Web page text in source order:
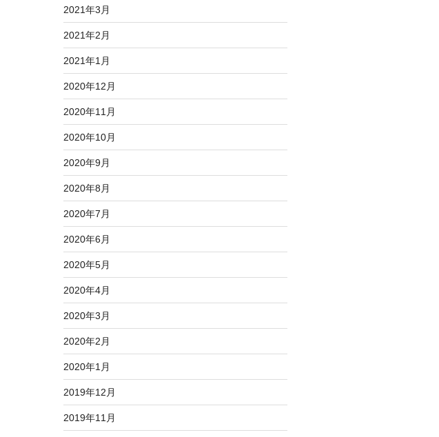
2021年3月
2021年2月
2021年1月
2020年12月
2020年11月
2020年10月
2020年9月
2020年8月
2020年7月
2020年6月
2020年5月
2020年4月
2020年3月
2020年2月
2020年1月
2019年12月
2019年11月